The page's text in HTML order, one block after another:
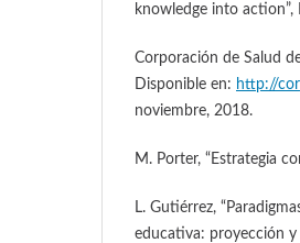
knowledge into action”,
Corporación de Salud
Disponible en: http://
noviembre, 2018.
M. Porter, “Estrategia
L. Gutiérrez,
educativa: proyección y